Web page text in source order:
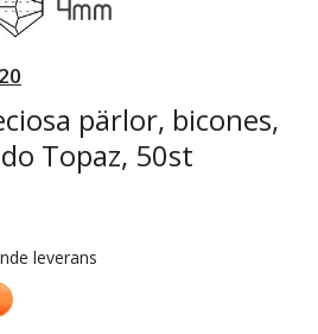
pärlor, bicones,
Topaz, 50st
leverans